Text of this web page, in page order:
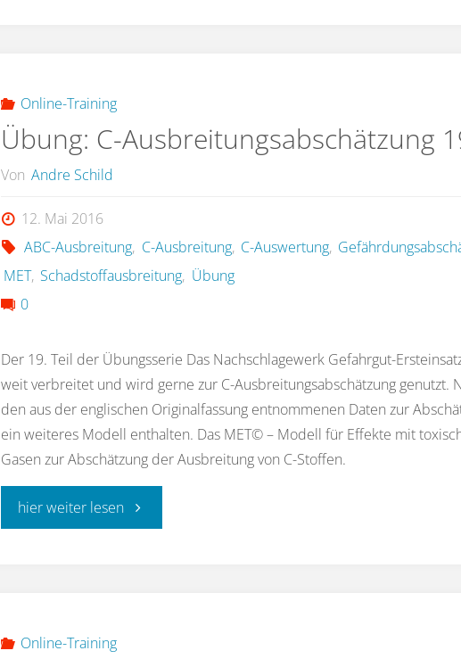
Online-Training
Übung: C-Ausbreitungsabschätzung
Von Andre Schild
12. Mai 2016
ABC-Ausbreitung, C-Ausbreitung, C-Auswertung,
MET, Schadstoffausbreitung, Übung
0
Der 19. Teil der Übungsserie Das Nachschlagewerk Gefahrgut-
weit verbreitet und wird gerne zur C-Ausbreitungsabschätzung genutzt.
den aus der englischen Originalfassung entnommenen Daten zur
ein weiteres Modell enthalten. Das MET© – Modell für Effekte mit
Gasen zur Abschätzung der Ausbreitung von C-Stoffen.
hier weiter lesen"Übung:
Online-Training